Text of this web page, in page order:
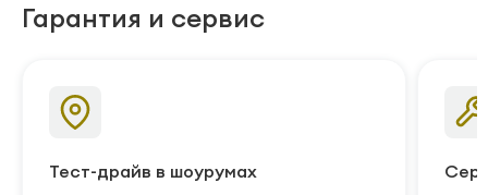
Гарантия и сервис
Тест-драйв в шоурумах